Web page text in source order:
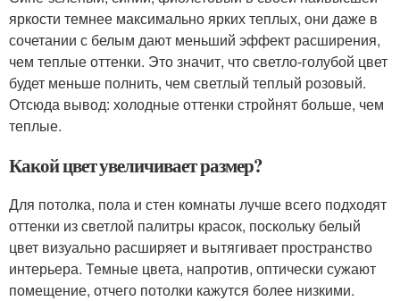
яркости темнее максимально ярких теплых, они даже в
сочетании с белым дают меньший эффект расширения,
чем теплые оттенки. Это значит, что светло-голубой цвет
будет меньше полнить, чем светлый теплый розовый.
Отсюда вывод: холодные оттенки стройнят больше, чем
теплые.
Какой цвет увеличивает размер?
Для потолка, пола и стен комнаты лучше всего подходят
оттенки из светлой палитры красок, поскольку белый
цвет визуально расширяет и вытягивает пространство
интерьера. Темные цвета, напротив, оптически сужают
помещение, отчего потолки кажутся более низкими.